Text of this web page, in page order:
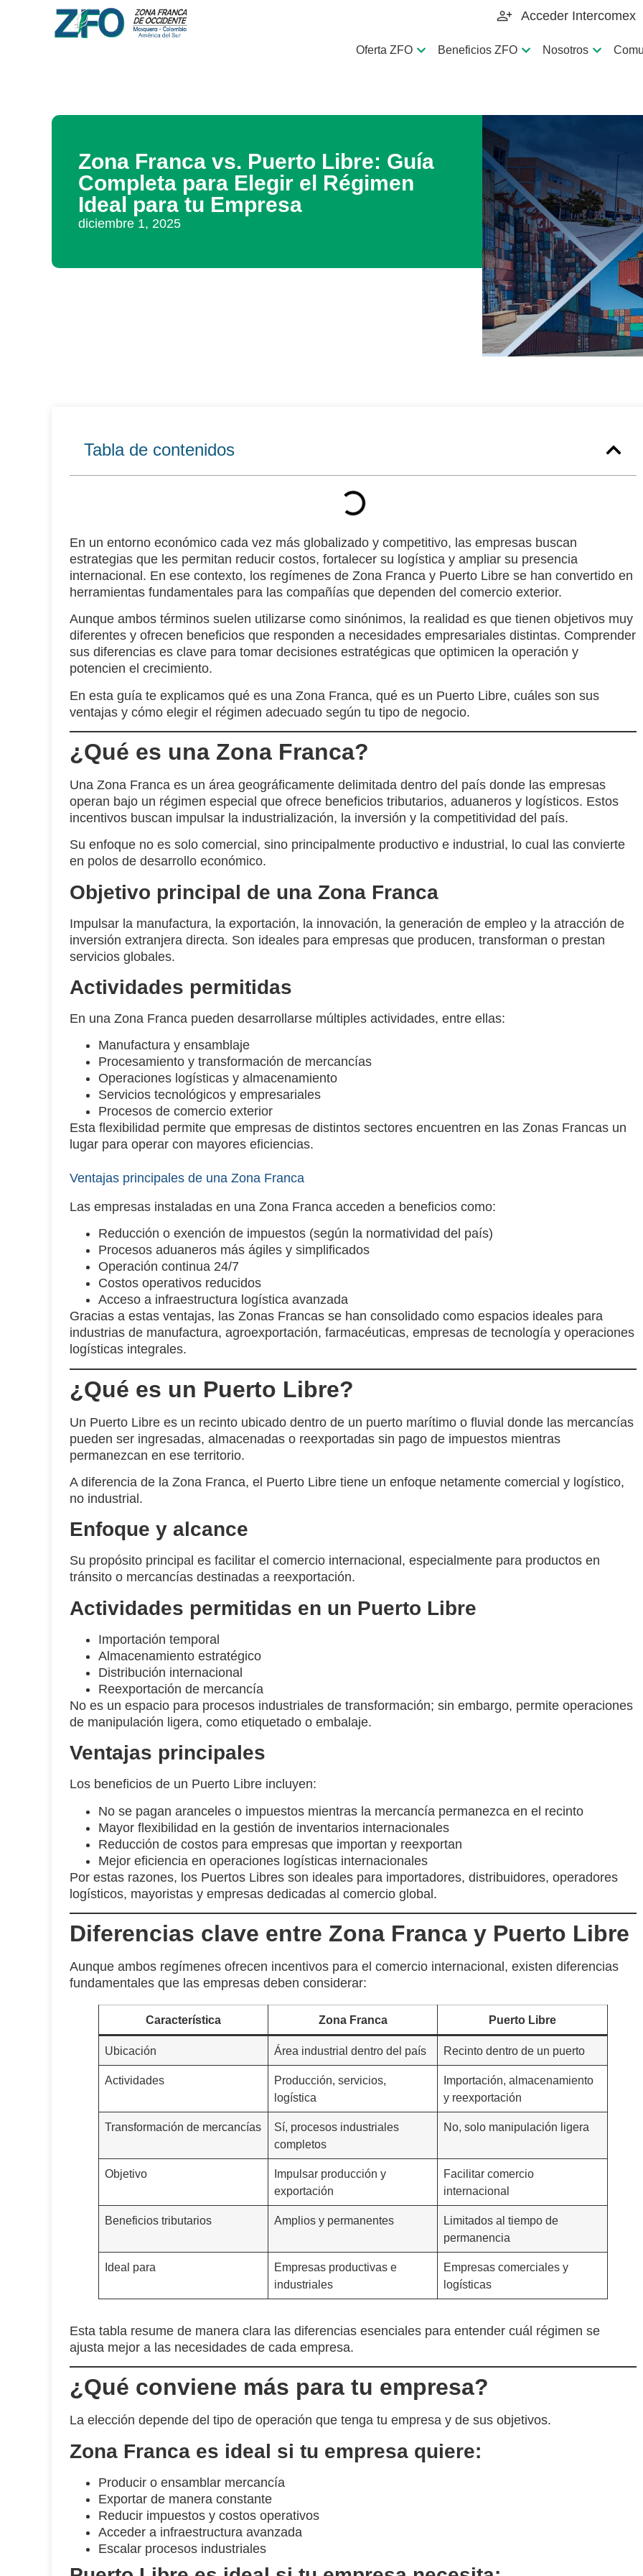
Acceder Intercomex
Oferta ZFO Beneficios ZFO Nosotros
Zona Franca vs. Puerto Libre: Guía
Completa para Elegir el Régimen
Ideal para tu Empresa
diciembre 1, 2025
Tabla de contenidos
En un entorno económico cada vez más globalizado y competitivo, las empresas buscan
estrategias que les permitan reducir costos, fortalecer su logística y ampliar su presencia
internacional. En ese contexto, los regímenes de Zona Franca y Puerto Libre se han convertido en
herramientas fundamentales para las compañías que dependen del comercio exterior.
Aunque ambos términos suelen utilizarse como sinónimos, la realidad es que tienen objetivos muy
diferentes y ofrecen beneficios que responden a necesidades empresariales distintas. Comprender
sus diferencias es clave para tomar decisiones estratégicas que optimicen la operación y
potencien el crecimiento.
En esta guía te explicamos qué es una Zona Franca, qué es un Puerto Libre, cuáles son sus
ventajas y cómo elegir el régimen adecuado según tu tipo de negocio.
¿Qué es una Zona Franca?
Una Zona Franca es un área geográficamente delimitada dentro del país donde las empresas
operan bajo un régimen especial que ofrece beneficios tributarios, aduaneros y logísticos. Estos
incentivos buscan impulsar la industrialización, la inversión y la competitividad del país.
Su enfoque no es solo comercial, sino principalmente productivo e industrial , lo cual las convierte
en polos de desarrollo económico.
Objetivo principal de una Zona Franca
Impulsar la manufactura, la exportación, la innovación, la generación de empleo y la atracción de
inversión extranjera directa. Son ideales para empresas que producen, transforman o prestan
servicios globales.
Actividades permitidas
En una Zona Franca pueden desarrollarse múltiples actividades, entre ellas:
Manufactura y ensamblaje
Procesamiento y transformación de mercancías
Operaciones logísticas y almacenamiento
Servicios tecnológicos y empresariales
Procesos de comercio exterior
Esta flexibilidad permite que empresas de distintos sectores encuentren en las Zonas Francas un
lugar para operar con mayores eficiencias.
Ventajas principales de una Zona Franca
Las empresas instaladas en una Zona Franca acceden a beneficios como:
Reducción o exención de impuestos (según la normatividad del país)
Procesos aduaneros más ágiles y simplificados
Operación continua 24/7
Costos operativos reducidos
Acceso a infraestructura logística avanzada
Gracias a estas ventajas, las Zonas Francas se han consolidado como espacios ideales para
industrias de manufactura, agroexportación, farmacéuticas, empresas de tecnología y operaciones
logísticas integrales.
¿Qué es un Puerto Libre?
Un Puerto Libre es un recinto ubicado dentro de un puerto marítimo o fluvial donde las mercancías
pueden ser ingresadas, almacenadas o reexportadas sin pago de impuestos mientras
permanezcan en ese territorio.
A diferencia de la Zona Franca, el Puerto Libre tiene un enfoque netamente comercial y logístico,
no industrial.
Enfoque y alcance
Su propósito principal es facilitar el comercio internacional , especialmente para productos en
tránsito o mercancías destinadas a reexportación.
Actividades permitidas en un Puerto Libre
Importación temporal
Almacenamiento estratégico
Distribución internacional
Reexportación de mercancía
No es un espacio para procesos industriales de transformación; sin embargo, permite operaciones
de manipulación ligera, como etiquetado o embalaje.
Ventajas principales
Los beneficios de un Puerto Libre incluyen:
No se pagan aranceles o impuestos mientras la mercancía permanezca en el recinto
Mayor flexibilidad en la gestión de inventarios internacionales
Reducción de costos para empresas que importan y reexportan
Mejor eficiencia en operaciones logísticas internacionales
Por estas razones, los Puertos Libres son ideales para importadores, distribuidores, operadores
logísticos, mayoristas y empresas dedicadas al comercio global.
Diferencias clave entre Zona Franca y Puerto Libre
Aunque ambos regímenes ofrecen incentivos para el comercio internacional, existen diferencias
fundamentales que las empresas deben considerar:
Característica Zona Franca Puerto Libre
Ubicación Área industrial dentro del país Recinto dentro de un puerto
Actividades
Producción, servicios,
logística
Importación, almacenamiento
y reexportación
Transformación de mercancías
Sí, procesos industriales
completos
No, solo manipulación ligera
Objetivo
Impulsar producción y
exportación
Facilitar comercio
internacional
Beneficios tributarios Amplios y permanentes
Limitados al tiempo de
permanencia
Ideal para
Empresas productivas e
industriales
Empresas comerciales y
logísticas
Esta tabla resume de manera clara las diferencias esenciales para entender cuál régimen se
ajusta mejor a las necesidades de cada empresa.
¿Qué conviene más para tu empresa?
La elección depende del tipo de operación que tenga tu empresa y de sus objetivos.
Zona Franca es ideal si tu empresa quiere:
Producir o ensamblar mercancía
Exportar de manera constante
Reducir impuestos y costos operativos
Acceder a infraestructura avanzada
Escalar procesos industriales